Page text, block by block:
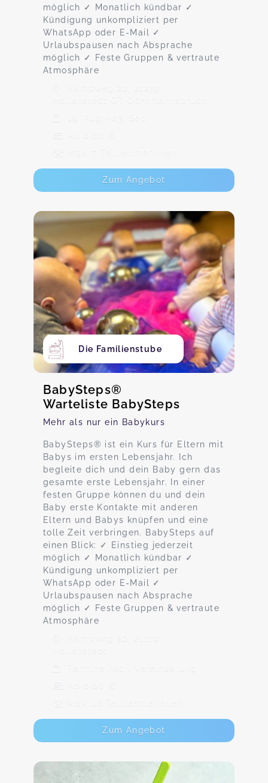
möglich ✓ Monatlich kündbar ✓
Kündigung unkompliziert per
WhatsApp oder E-Mail ✓
Urlaubspausen nach Absprache
möglich ✓ Feste Gruppen & vertraute
Atmosphäre
Kampweg 2b, 21279
Hollenstedt OT Ochtmannsbruch
19. Aug - 23. Sep
Ab 0,00 €
Max. 7 TeilnehmerInnen
Zum Angebot
Die Familienstube
BabySteps®
Warteliste BabySteps
Mehr als nur ein Babykurs
BabySteps® ist ein Kurs für Eltern mit
Babys im ersten Lebensjahr. Ich
begleite dich und dein Baby gern das
gesamte erste Lebensjahr. In einer
festen Gruppe können du und dein
Baby erste Kontakte mit anderen
Eltern und Babys knüpfen und eine
tolle Zeit verbringen. BabySteps auf
einen Blick: ✓ Einstieg jederzeit
möglich ✓ Monatlich kündbar ✓
Kündigung unkompliziert per
WhatsApp oder E-Mail ✓
Urlaubspausen nach Absprache
möglich ✓ Feste Gruppen & vertraute
Atmosphäre
Kampweg 2b, 21279
Hollenstedt
Termine nach Vereinbarung
Ab 0,00 €
Max. 16 TeilnehmerInnen
Zum Angebot